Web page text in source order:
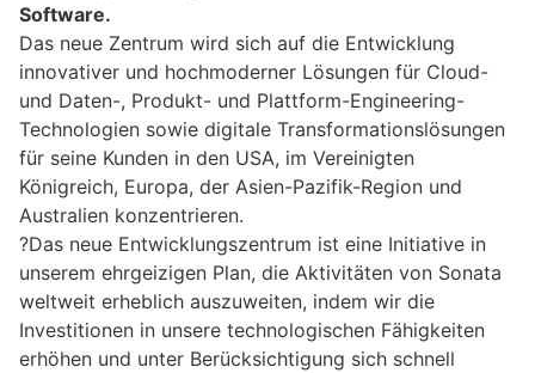
Software.
Das neue Zentrum wird sich auf die Entwicklung
innovativer und hochmoderner Lösungen für Cloud-
und Daten-, Produkt- und Plattform-Engineering-
Technologien sowie digitale Transformationslösungen
für seine Kunden in den USA, im Vereinigten
Königreich, Europa, der Asien-Pazifik-Region und
Australien konzentrieren.
?Das neue Entwicklungszentrum ist eine Initiative in
unserem ehrgeizigen Plan, die Aktivitäten von Sonata
weltweit erheblich auszuweiten, indem wir die
Investitionen in unsere technologischen Fähigkeiten
erhöhen und unter Berücksichtigung sich schnell